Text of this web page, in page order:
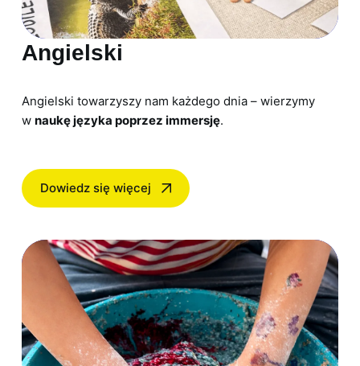
Angielski
Angielski towarzyszy nam każdego dnia – wierzymy
w naukę języka poprzez immersję.
Dowiedz się więcej